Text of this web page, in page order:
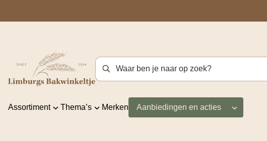
Zoekterm
Assortiment Thema’s Merken Aanbiedingen en acties